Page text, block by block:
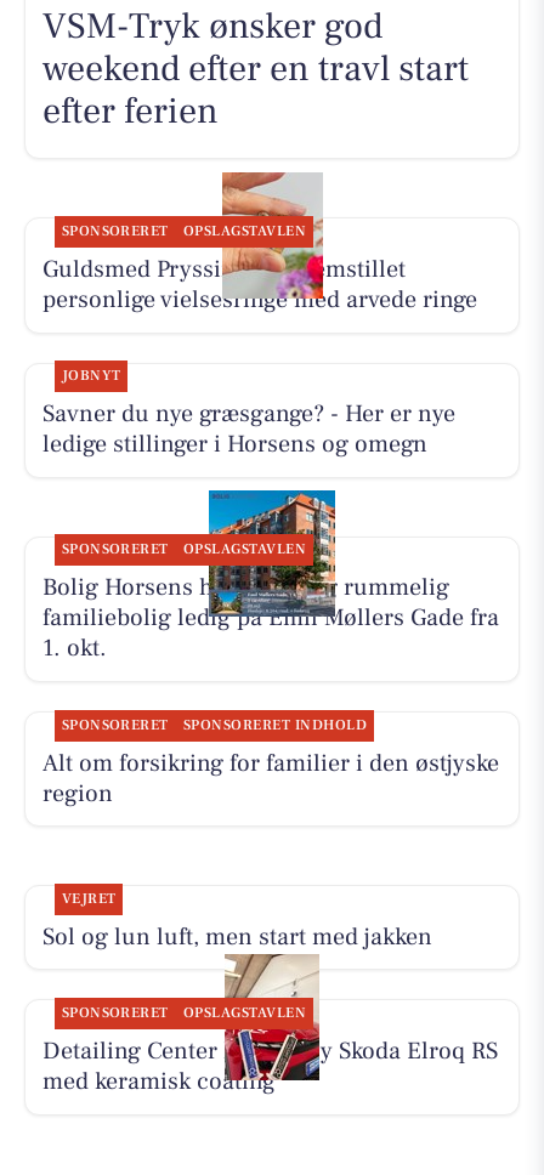
VSM-Tryk ønsker god
weekend efter en travl start
efter ferien
SPONSORERET OPSLAGSTAVLEN
Guldsmed Pryssing har fremstillet
personlige vielsesringe med arvede ringe
JOBNYT
Savner du nye græsgange? - Her er nye
ledige stillinger i Horsens og omegn
SPONSORERET OPSLAGSTAVLEN
Bolig Horsens har en lys og rummelig
familiebolig ledig på Emil Møllers Gade fra
1. okt.
SPONSORERET SPONSORERET INDHOLD
Alt om forsikring for familier i den østjyske
region
VEJRET
Sol og lun luft, men start med jakken
SPONSORERET OPSLAGSTAVLEN
Detailing Center klargør ny Skoda Elroq RS
med keramisk coating